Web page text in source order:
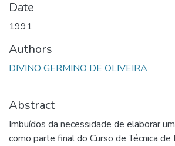
Date
1991
Authors
DIVINO GERMINO DE OLIVEIRA
Abstract
Imbuídos da necessidade de elaborar
como parte final do Curso de Técnica de